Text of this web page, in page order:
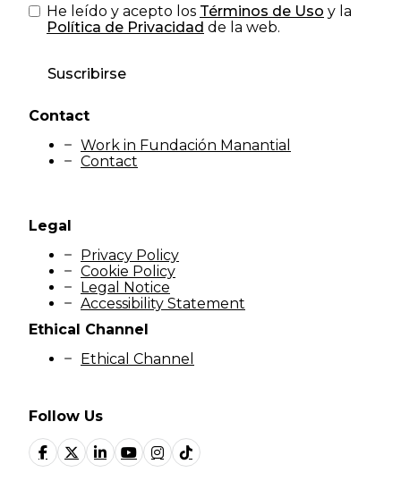
He leído y acepto los Términos de Uso y la
Política de Privacidad de la web.
Suscribirse
Contact
Work in Fundación Manantial
Contact
Legal
Privacy Policy
Cookie Policy
Legal Notice
Accessibility Statement
Follow Us
Ethical Channel
Ethical Channel